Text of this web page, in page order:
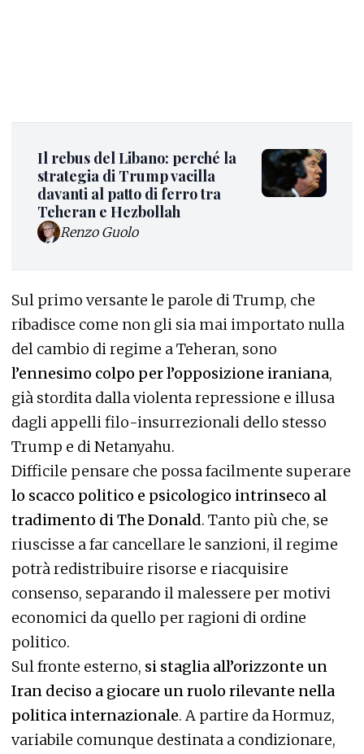
Il rebus del Libano: perché la
strategia di Trump vacilla
davanti al patto di ferro tra
Teheran e Hezbollah
Renzo Guolo
Sul primo versante le parole di Trump, che
ribadisce come non gli sia mai importato nulla
del cambio di regime a Teheran, sono
l’ennesimo colpo per l’opposizione iraniana,
già stordita dalla violenta repressione e illusa
dagli appelli filo-insurrezionali dello stesso
Trump e di Netanyahu.
Difficile pensare che possa facilmente superare
lo scacco politico e psicologico intrinseco al
tradimento di The Donald. Tanto più che, se
riuscisse a far cancellare le sanzioni, il regime
potrà redistribuire risorse e riacquisire
consenso, separando il malessere per motivi
economici da quello per ragioni di ordine
politico.
Sul fronte esterno, si staglia all’orizzonte un
Iran deciso a giocare un ruolo rilevante nella
politica internazionale. A partire da Hormuz,
variabile comunque destinata a condizionare,